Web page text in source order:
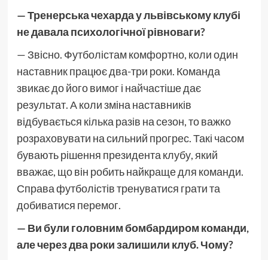
— Тренерська чехарда у львівському клубі
не давала психологічної рівноваги?
— Звісно. Футболістам комфортно, коли один
наставник працює два-три роки. Команда
звикає до його вимог і найчастіше дає
результат. А коли зміна наставників
відбувається кілька разів на сезон, то важко
розраховувати на сильний прогрес. Такі часом
бувають рішення президента клубу, який
вважає, що він робить найкраще для команди.
Справа футболістів тренуватися грати та
добиватися перемог.
— Ви були головним бомбардиром команди,
але через два роки залишили клуб. Чому?